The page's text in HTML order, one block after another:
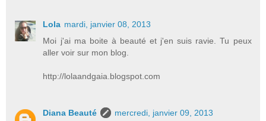
Lola mardi, janvier 08, 2013
Moi j'ai ma boite à beauté et j'en suis ravie. Tu peux
aller voir sur mon blog.
http://lolaandgaia.blogspot.com
Diana Beauté
mercredi, janvier 09, 2013